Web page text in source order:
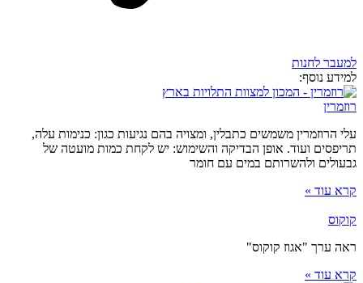
למעבר לחנות
למידע נוסף:
רוזמרין
עלי הרוזמרין משמשים כתבלין, ומצויה בהם נגיעות כגון: כנימות עלה,
תריפסים ועוד. אופן הבדיקה והשימוש: יש לקחת כמות מועטה של
גבעולים ולהשרותם במים עם חומר
קרא עוד »
קוקוס
ראה ערך "אגוז קוקוס"
קרא עוד »